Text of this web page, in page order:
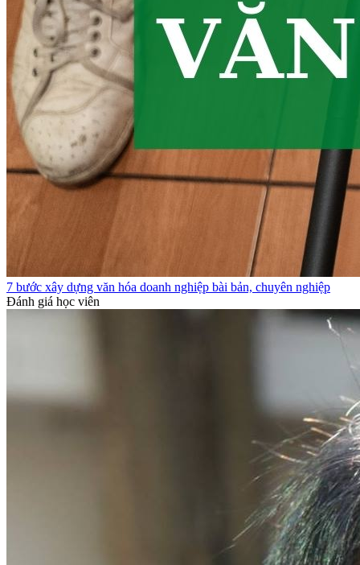
7 bước xây dựng văn hóa doanh nghiệp bài bản, chuyên nghiệp
Đánh giá học viên